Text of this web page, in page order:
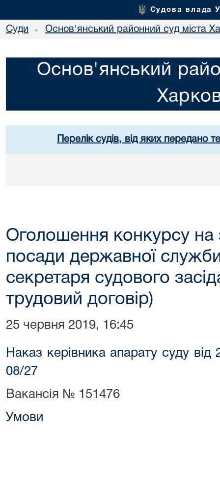
Судова влада
Суди • Основ'янський районний суд міста
Основ'янський
Перелік судів, від яких передано
Оголошення конкурсу на
посади державної
секретаря судового
трудовий договір)
25 червня 2019, 16:45
Наказ керівника апарату суду
08/27
Вакансія № 151476
Умови